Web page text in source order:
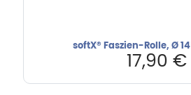
softX® Faszien-Rolle, Ø
17,90 €